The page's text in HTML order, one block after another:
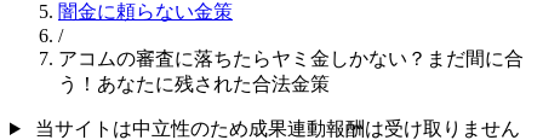
闇金に頼らない金策
/
アコムの審査に落ちたらヤミ金しかない？まだ間に合
う！あなたに残された合法金策
当サイトは中立性のため成果連動報酬は受け取りません